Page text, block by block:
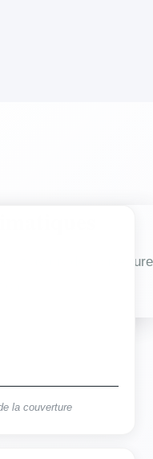
travaux de couverture
la couverture